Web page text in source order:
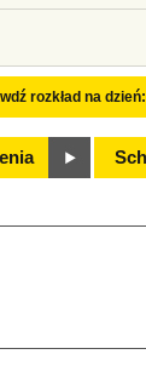
rozkład na dzień: